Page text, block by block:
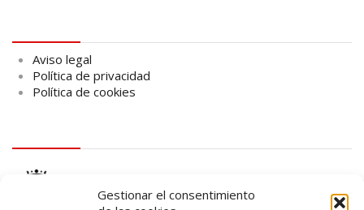
Gestionar el consentimiento
Aviso legal
Política de privacidad
Política de cookies